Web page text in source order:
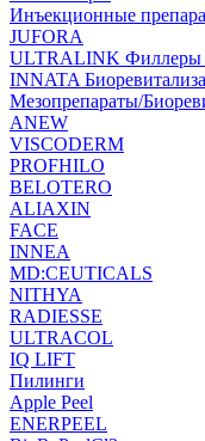
Инъекционные
JUFORA
ULTRALINK Филлеры
INNATA
Мезопрепараты/
ANEW
VISCODERM
PROFHILO
BELOTERO
ALIAXIN
FACE
INNEA
MD:CEUTICALS
NITHYA
RADIESSE
ULTRACOL
IQ LIFT
Пилинги
Apple Peel
ENERPEEL